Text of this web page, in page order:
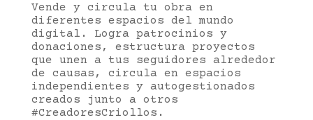
Vende y circula tu obra en
diferentes espacios del mundo
digital. Logra patrocinios y
donaciones, estructura proyectos
que unen a tus seguidores alrededor
de causas, circula en espacios
independientes y autogestionados
creados junto a otros
#CreadoresCriollos.